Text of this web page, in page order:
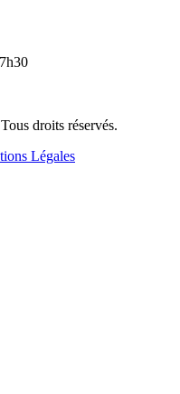
droits réservés.
Légales